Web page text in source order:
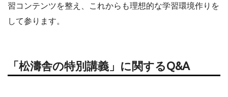
習コンテンツを整え、これからも理想的な学習環境作りを
して参ります。
「松濤舎の特別講義」に関するQ&A